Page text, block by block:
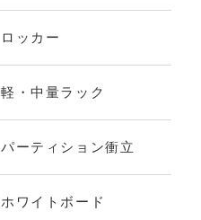
ロッカー
軽・中量ラック
パーティション衝立
ホワイトボード